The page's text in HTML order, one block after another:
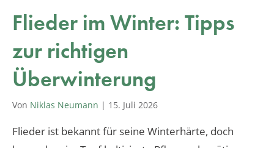
Flieder im Winter: Tipps
zur richtigen
Überwinterung
Von Niklas Neumann | 15. Juli 2026
Flieder ist bekannt für seine Winterhärte, doch